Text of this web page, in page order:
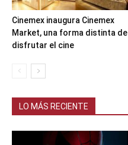
Cinemex inaugura Cinemex
Market, una forma distinta de
disfrutar el cine
LO MÁS RECIENTE